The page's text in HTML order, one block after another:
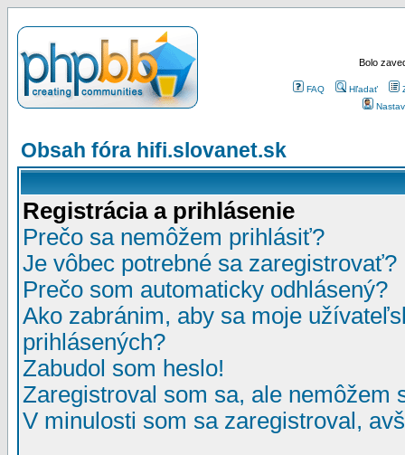
Bolo
FAQ Hľadať
Obsah fóra hifi.slovanet.sk
Registrácia a prihlásenie
Prečo sa nemôžem prihlásiť?
Je vôbec potrebné sa zaregistrovať?
Prečo som automaticky odhlásený?
Ako zabránim, aby sa moje
prihlásených?
Zabudol som heslo!
Zaregistroval som sa, ale nemôžem
V minulosti som sa zaregistroval,